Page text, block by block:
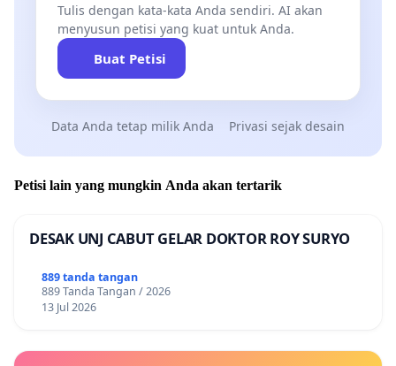
Tulis dengan kata-kata Anda sendiri. AI akan
menyusun petisi yang kuat untuk Anda.
Buat Petisi
Data Anda tetap milik Anda Privasi sejak desain
Petisi lain yang mungkin Anda akan tertarik
DESAK UNJ CABUT GELAR DOKTOR ROY SURYO
889 tanda tangan
889 Tanda Tangan / 2026
13 Jul 2026